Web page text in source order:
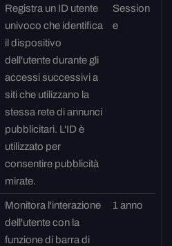
Registra un ID utente
univoco che identifica
il dispositivo
dell'utente durante gli
accessi successivi a
siti che utilizzano la
stessa rete di annunci
pubblicitari. L'ID è
utilizzato per
consentire pubblicità
mirate.
Session
e
Monitora l'interazione
dell'utente con la
funzione di barra di
1 anno